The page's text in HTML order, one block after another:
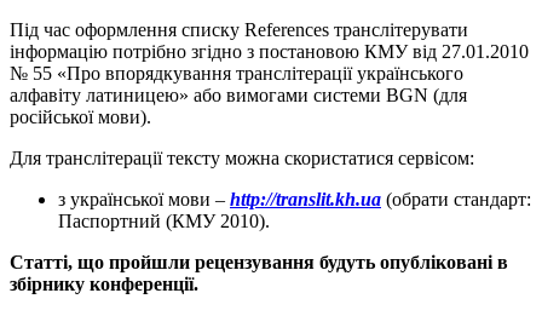
Під час оформлення списку References транслітерувати
інформацію потрібно згідно з постановою КМУ від 27.01.2010
№ 55 «Про впорядкування транслітерації українського
алфавіту латиницею» або вимогами системи BGN (для
російської мови).
Для транслітерації тексту можна скористатися сервісом:
з української мови – http://translit.kh.ua (обрати стандарт:
Паспортний (КМУ 2010).
Статті, що пройшли рецензування будуть опубліковані в
збірнику конференції.